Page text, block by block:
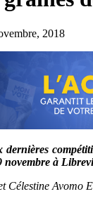
2018
dernières
novembre à
Célestine